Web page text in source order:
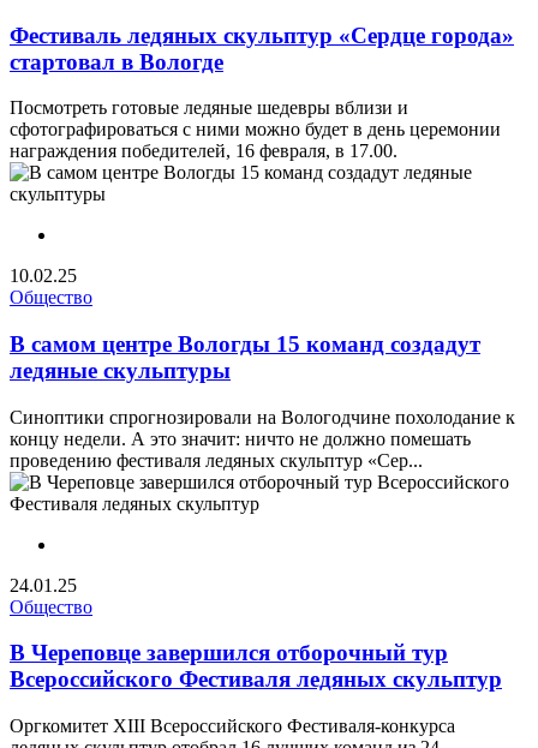
Фестиваль ледяных скульптур «Сердце города»
стартовал в Вологде
Посмотреть готовые ледяные шедевры вблизи и
сфотографироваться с ними можно будет в день церемонии
награждения победителей, 16 февраля, в 17.00.
10.02.25
Общество
В самом центре Вологды 15 команд создадут
ледяные скульптуры
Синоптики спрогнозировали на Вологодчине похолодание к
концу недели. А это значит: ничто не должно помешать
проведению фестиваля ледяных скульптур «Сер...
24.01.25
Общество
В Череповце завершился отборочный тур
Всероссийского Фестиваля ледяных скульптур
Оргкомитет XIII Всероссийского Фестиваля-конкурса